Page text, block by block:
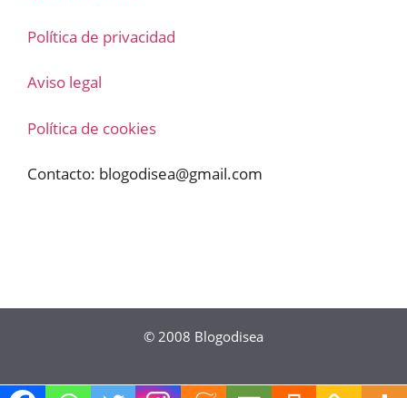
Política de privacidad
Aviso legal
Política de cookies
Contacto: blogodisea@gmail.com
© 2008 Blogodisea